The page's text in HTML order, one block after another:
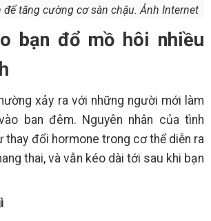
để tăng cường cơ sàn chậu. Ảnh Internet
bạn đổ mồ hôi nhiều
xảy ra với những người mới làm
ban đêm. Nguyên nhân của tình
thay đổi hormone trong cơ thể diễn ra
thai, và vẫn kéo dài tới sau khi bạn